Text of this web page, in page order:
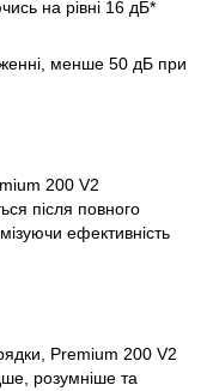
на рівні 16 дБ*
менше 50 дБ при
200 V2
після повного
ефективність
Premium 200 V2
розумніше та